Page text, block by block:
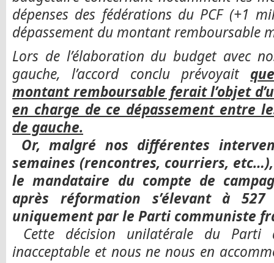
dépenses des fédérations du PCF (+1
dépassement du montant remboursable
Lors de l’élaboration du budget avec
gauche, l’accord conclu prévoyait
montant remboursable ferait l’objet
en charge de ce dépassement entre
de gauche.
Or, malgré nos différentes
semaines (rencontres, courriers,
le mandataire du compte de
après réformation s’élevant à
uniquement par le Parti communiste
Cette décision unilatérale du
inacceptable et nous ne nous en